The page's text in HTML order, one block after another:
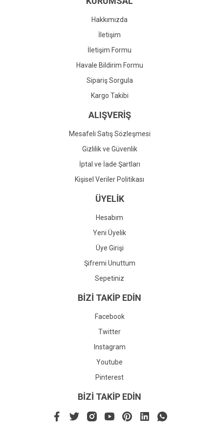
Gönder
Hakkımızda
İletişim
İletişim Formu
Havale Bildirim Formu
Sipariş Sorgula
Kargo Takibi
ALIŞVERİŞ
Mesafeli Satış Sözleşmesi
Gizlilik ve Güvenlik
İptal ve İade Şartları
Kişisel Veriler Politikası
ÜYELİK
Hesabım
Yeni Üyelik
Üye Girişi
Şifremi Unuttum
Sepetiniz
BİZİ TAKİP EDİN
Facebook
Twitter
Instagram
Youtube
Pinterest
BİZİ TAKİP EDİN